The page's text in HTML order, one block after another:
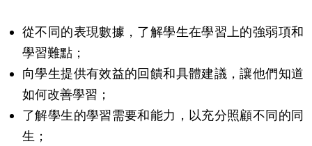
從不同的表現數據，了解學生在學習上的強弱項和
學習難點；
向學生提供有效益的回饋和具體建議，讓他們知道
如何改善學習；
了解學生的學習需要和能力，以充分照顧不同的同
生；